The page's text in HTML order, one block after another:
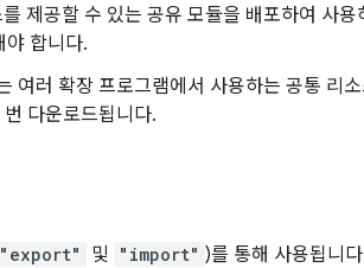
제공할 수 있는 공유 모듈을 배포하여 사
야 합니다.
여러 확장 프로그램에서 사용하는 공통 리
다운로드됩니다.
"export" 및 "import" )를 통해 사용됩니